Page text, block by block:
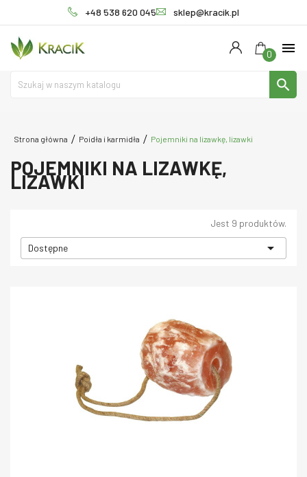
+48 538 620 045 sklep@kracik.pl
0 menu
search
Strona główna Poidła i karmidła Pojemniki na lizawkę, lizawki
POJEMNIKI NA LIZAWKĘ,
LIZAWKI
Jest 9 produktów.
Dostępne 